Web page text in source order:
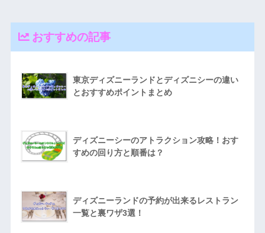
おすすめの記事
東京ディズニーランドとディズニシーの違い
とおすすめポイントまとめ
ディズニーシーのアトラクション攻略！おす
すめの回り方と順番は？
ディズニーランドの予約が出来るレストラン
一覧と裏ワザ3選！